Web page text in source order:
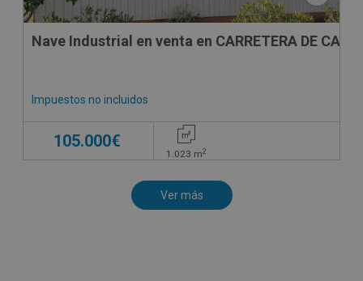
Nave Industrial en venta en CARRETERA DE
Impuestos no incluidos
105.000€
1.023 m2